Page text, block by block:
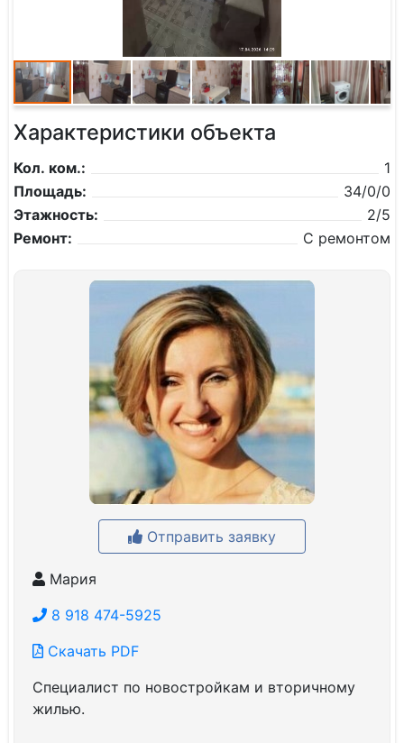
Характеристики объекта
Кол. ком.:
1
Площадь:
34/0/0
Этажность:
2/5
Ремонт:
С ремонтом
Отправить заявку
Мария
8 918 474-5925
Скачать PDF
Специалист по новостройкам и вторичному
жилью.